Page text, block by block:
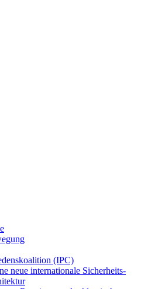
(IPC)
neue internationale Sicherheits-